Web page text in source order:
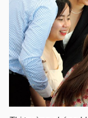
HÀNG
HÓA
KINH
TẾ